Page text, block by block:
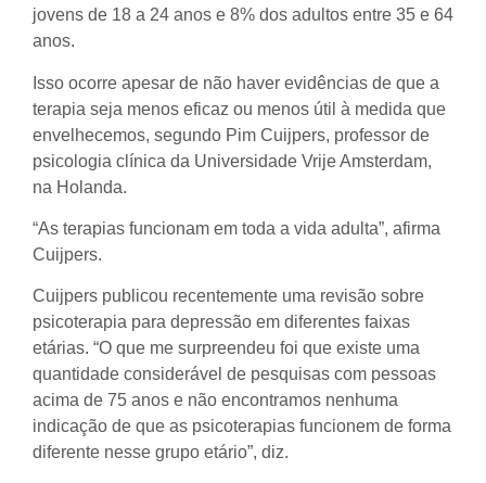
jovens de 18 a 24 anos e 8% dos adultos entre 35 e 64
anos.
Isso ocorre apesar de não haver evidências de que a
terapia seja menos eficaz ou menos útil à medida que
envelhecemos, segundo Pim Cuijpers, professor de
psicologia clínica da Universidade Vrije Amsterdam,
na Holanda.
“As terapias funcionam em toda a vida adulta”, afirma
Cuijpers.
Cuijpers publicou recentemente uma revisão sobre
psicoterapia para depressão em diferentes faixas
etárias. “O que me surpreendeu foi que existe uma
quantidade considerável de pesquisas com pessoas
acima de 75 anos e não encontramos nenhuma
indicação de que as psicoterapias funcionem de forma
diferente nesse grupo etário”, diz.